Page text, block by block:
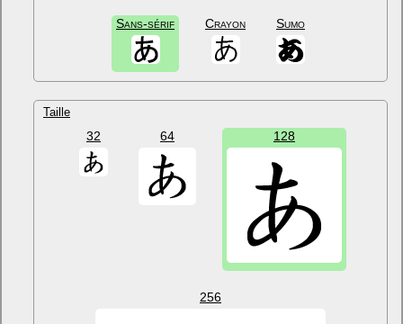
Sans-sérif Crayon Sumo
Taille
32 64 128
256